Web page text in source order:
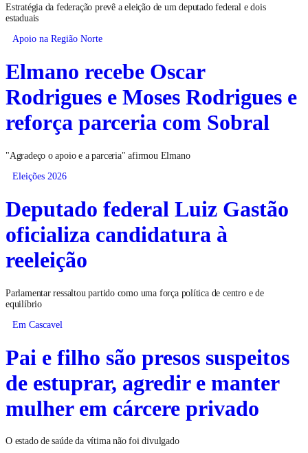
Estratégia da federação prevê a eleição de um deputado federal e dois
estaduais
Apoio na Região Norte
Elmano recebe Oscar
Rodrigues e Moses Rodrigues e
reforça parceria com Sobral
"Agradeço o apoio e a parceria" afirmou Elmano
Eleições 2026
Deputado federal Luiz Gastão
oficializa candidatura à
reeleição
Parlamentar ressaltou partido como uma força política de centro e de
equilíbrio
Em Cascavel
Pai e filho são presos suspeitos
de estuprar, agredir e manter
mulher em cárcere privado
O estado de saúde da vítima não foi divulgado